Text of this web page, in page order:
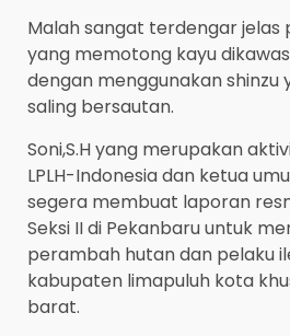
Malah sangat terdengar jelas
yang memotong kayu
dengan menggunakan shinzu
saling bersautan.
Soni,S.H yang merupakan
LPLH-Indonesia dan ketua
segera membuat laporan
Seksi II di Pekanbaru untuk
perambah hutan dan pelaku
kabupaten limapuluh kota
barat.